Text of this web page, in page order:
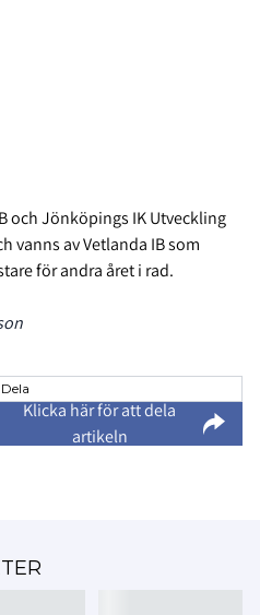
och Jönköpings IK Utveckling
vanns av Vetlanda IB som
för andra året i rad.
Dela
Klicka här för att dela
artikeln